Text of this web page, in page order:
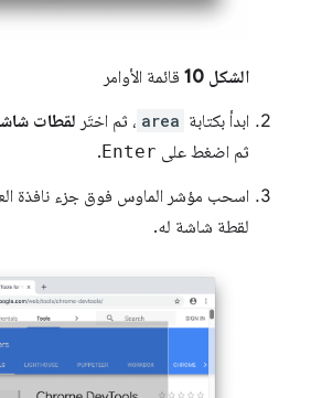
الشكل 10
قائمة الأوامر
ابدأ بكتابة area ، ثم اختَر لقطات
ثم اضغط على Enter
.
اسحب مؤشر الماوس فوق جزء نافذة
لقطة شاشة له.